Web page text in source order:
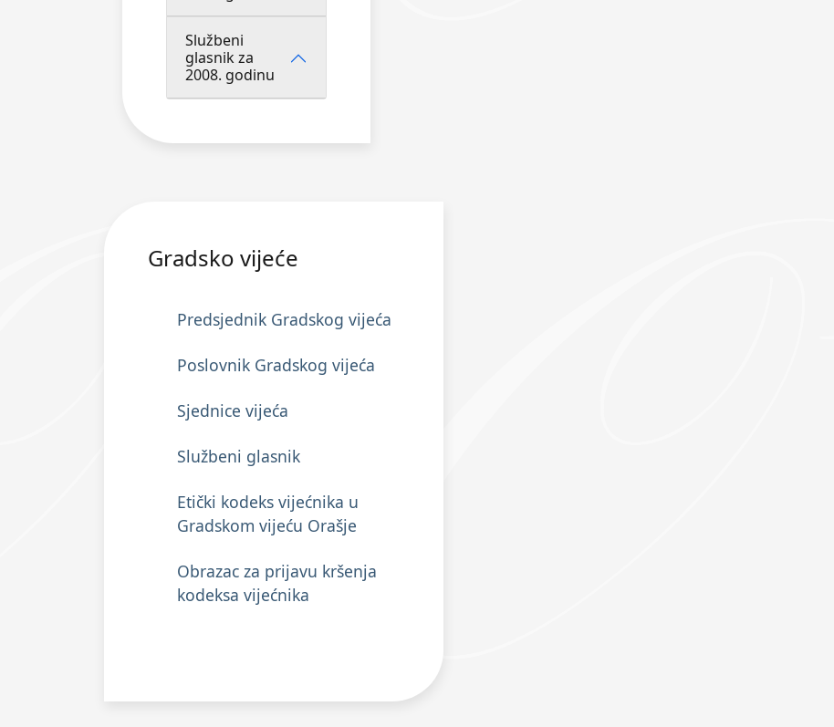
Službeni
glasnik za
2008. godinu
Gradsko vijeće
Predsjednik Gradskog vijeća
Poslovnik Gradskog vijeća
Sjednice vijeća
Službeni glasnik
Etički kodeks vijećnika u
Gradskom vijeću Orašje
Obrazac za prijavu kršenja
kodeksa vijećnika